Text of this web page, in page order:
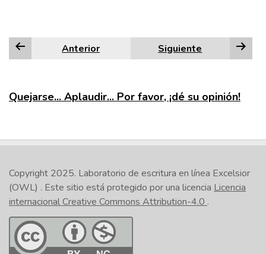
Anterior Siguiente
Quejarse... Aplaudir... Por favor, ¡dé su opinión!
Copyright 2025. Laboratorio de escritura en línea Excelsior
(OWL) . Este sitio está protegido por una licencia Licencia
internacional Creative Commons Attribution-4.0 .